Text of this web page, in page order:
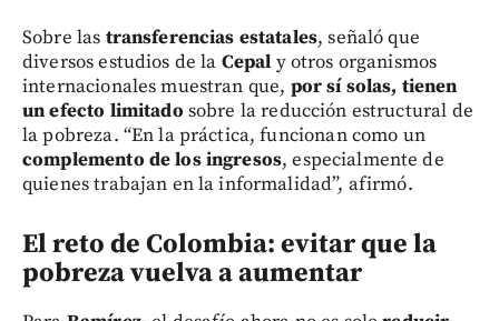
Sobre las transferencias estatales, señaló que
diversos estudios de la Cepal y otros organismos
internacionales muestran que, por sí solas, tienen
un efecto limitado sobre la reducción estructural de
la pobreza. “En la práctica, funcionan como un
complemento de los ingresos, especialmente de
quienes trabajan en la informalidad”, afirmó.
El reto de Colombia: evitar que la
pobreza vuelva a aumentar